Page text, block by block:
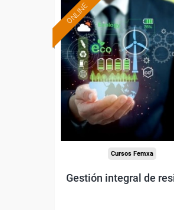
ONLINE
Formación 100%
subvencionada.
Para desempleados,
trabajadores y autónomos.
Sector
-Industria Química.
Cursos Femxa
Gestión integral de